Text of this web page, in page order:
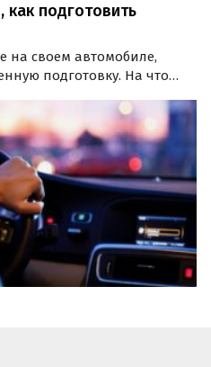
как подготовить
на своем автомобиле,
подготовку. На что
вице-президент
союза Ян Хайцеэр.